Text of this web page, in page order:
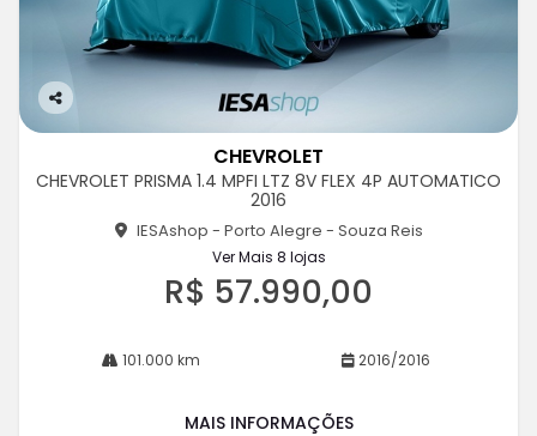
Co
rtil
CHEVROLET
CHEVROLET PRISMA 1.4 MPFI LTZ 8V FLEX 4P AUTOMATICO
2016
IESAshop - Porto Alegre - Souza Reis
Ver Mais 8 lojas
R$ 57.990,00
101.000 km 2016/2016
MAIS INFORMAÇÕES